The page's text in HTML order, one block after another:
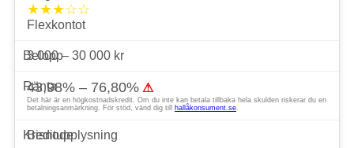
★★★☆☆
Flexkontot
3 000 – 30 000 kr
43,98% – 76,80% ⚠
Det här är en högkostnadskredit. Om du inte kan betala tillbaka hela skulden riskerar du en
betalningsanmärkning. För stöd, vänd dig till hallåkonsument.se
Bisnode